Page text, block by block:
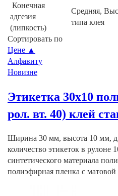
Конечная
адгезия
(липкость)
Средняя,
типа клея
Сортировать по
Цене ▲
Алфавиту
Новизне
Этикетка 30х10
рол. вт. 40) клей
Ширина 30 мм, высота 10 мм,
количество этикеток в рулоне
синтетического материала
полиэфирная пленка с матовой